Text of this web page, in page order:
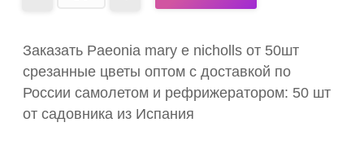
Заказать Paeonia mary e nicholls от 50шт
срезанные цветы оптом с доставкой по
России самолетом и рефрижератором: 50 шт
от садовника из Испания